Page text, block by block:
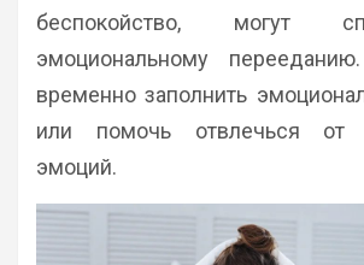
беспокойство, могут
эмоциональному
временно заполнить
или помочь отвлечься от
эмоций.